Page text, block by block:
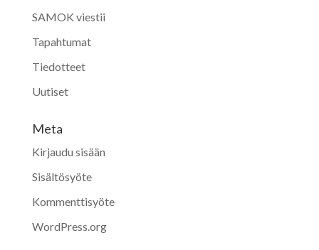
SAMOK viestii
Tapahtumat
Tiedotteet
Uutiset
Meta
Kirjaudu sisään
Sisältösyöte
Kommenttisyöte
WordPress.org